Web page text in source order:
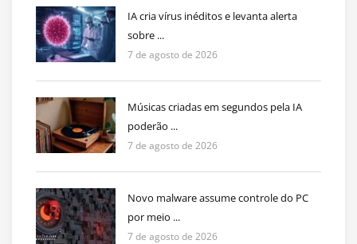
IA cria vírus inéditos e levanta alerta
sobre ...
7 de agosto de 2026
Músicas criadas em segundos pela IA
poderão ...
7 de agosto de 2026
Novo malware assume controle do PC
por meio ...
7 de agosto de 2026